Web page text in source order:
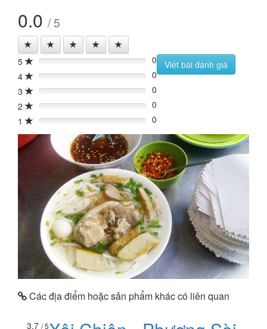
0.0 / 5
5 0%
0
4
0%
0
3
0%
0
2
0%
0
1
0% 0
Viết bài đánh giá
Các địa điểm hoặc sản phẩm khác có liên quan
3.7 / 5